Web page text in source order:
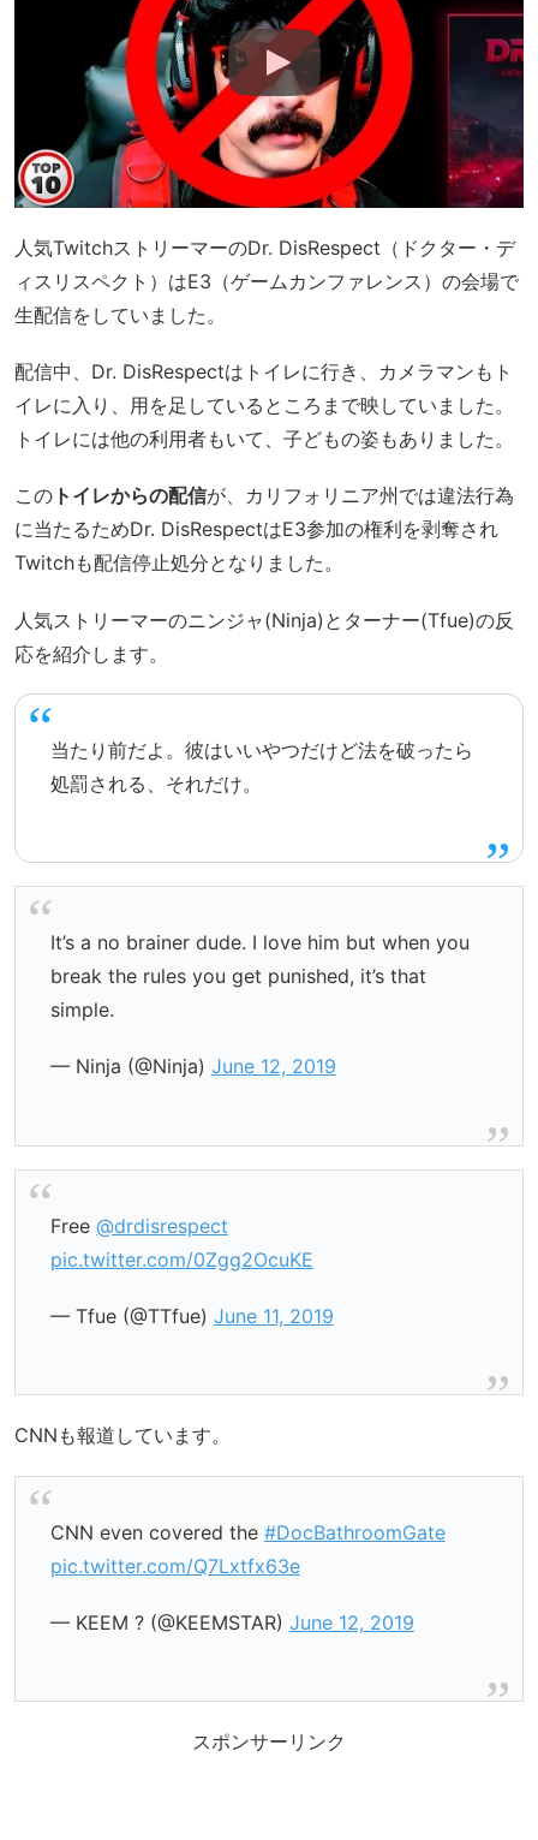
人気TwitchストリーマーのDr. DisRespect（ドクター・デ
ィスリスペクト）はE3（ゲームカンファレンス）の会場で
生配信をしていました。
配信中、Dr. DisRespectはトイレに行き、カメラマンもト
イレに入り、用を足しているところまで映していました。
トイレには他の利用者もいて、子どもの姿もありました。
この トイレからの配信が、カリフォリニア州では違法行為
に当たるためDr. DisRespectはE3参加の権利を剥奪され
Twitchも配信停止処分となりました。
人気ストリーマーのニンジャ(Ninja)とターナー(Tfue)の反
応を紹介します。
当たり前だよ。彼はいいやつだけど法を破ったら
処罰される、それだけ。
It’s a no brainer dude. I love him but when you
break the rules you get punished, it’s that
simple.
— Ninja (@Ninja) June 12, 2019
Free @drdisrespect
pic.twitter.com/0Zgg2OcuKE
— Tfue (@TTfue) June 11, 2019
CNNも報道しています。
CNN even covered the #DocBathroomGate
pic.twitter.com/Q7Lxtfx63e
— KEEM ? (@KEEMSTAR) June 12, 2019
スポンサーリンク